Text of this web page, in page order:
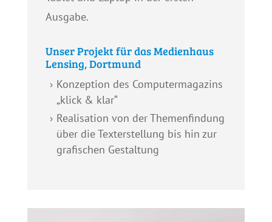
Ausgabe.
Unser Projekt für das Medienhaus
Lensing, Dortmund
Konzeption des Computermagazins
„klick & klar“
Realisation von der Themenfindung
über die Texterstellung bis hin zur
grafischen Gestaltung